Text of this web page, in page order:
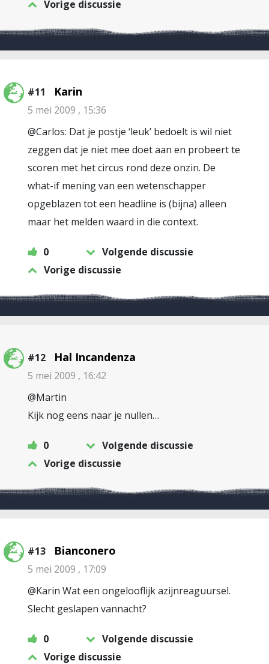
Vorige discussie
#11 Karin
5 mei 2009 , 15:36
@Carlos: Dat je postje ‘leuk’ bedoelt is wil niet
zeggen dat je niet mee doet aan en probeert te
scoren met het circus rond deze onzin. De
what-if mening van een wetenschapper
opgeblazen tot een headline is (bijna) alleen
maar het melden waard in die context.
0
Volgende discussie
Vorige discussie
#12 Hal Incandenza
5 mei 2009 , 16:42
@Martin
Kijk nog eens naar je nullen…
0
Volgende discussie
Vorige discussie
#13 Bianconero
5 mei 2009 , 17:09
@Karin Wat een ongelooflijk azijnreaguursel.
Slecht geslapen vannacht?
0
Volgende discussie
Vorige discussie